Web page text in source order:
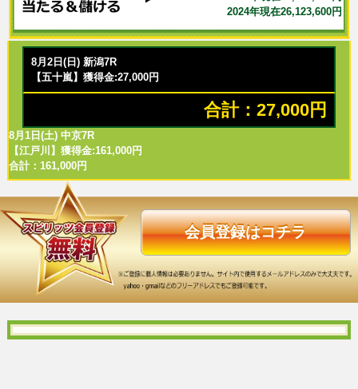
2024年現在26,123,600円
8月2日(日) 新潟7R
【五十嵐】獲得金:27,000円
合計：27,000円
8月1日(土) 中京7R
【江戸川】獲得金:161,000円
合計：161,000円
会員登録はコチラ